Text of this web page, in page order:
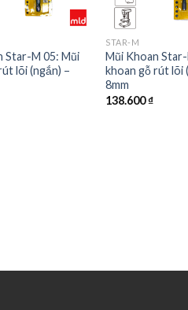
Star-M 05: Mũi
lõi (ngắn) –
STAR-M
Mũi Khoan
khoan gỗ rút lõi
8mm
138.600₫